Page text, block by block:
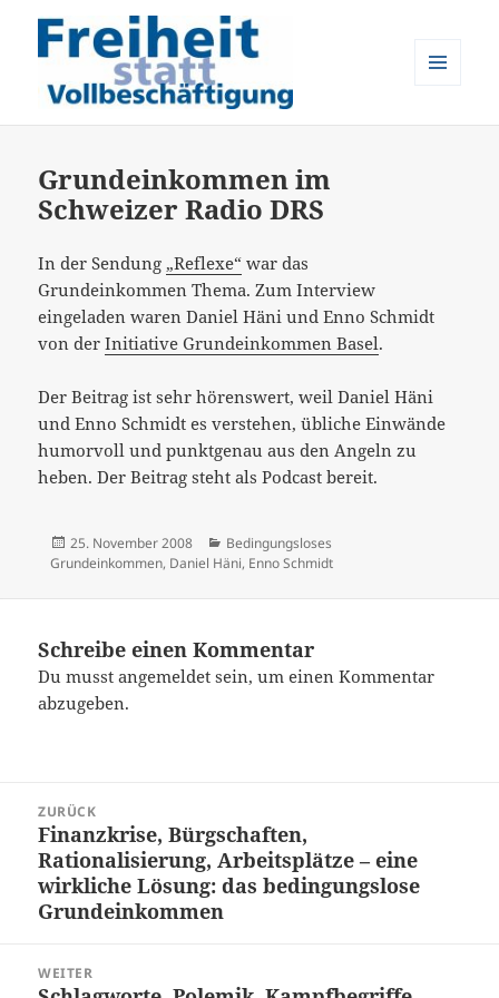
Grundeinkommen im
Schweizer Radio DRS
In der Sendung „Reflexe“ war das
Grundeinkommen Thema. Zum Interview
eingeladen waren Daniel Häni und Enno Schmidt
von derInitiative Grundeinkommen Basel.
Der Beitrag ist sehr hörenswert, weil Daniel Häni
und Enno Schmidt es verstehen, übliche Einwände
humorvoll und punktgenau aus den Angeln zu
heben. Der Beitrag steht als Podcast bereit.
Veröffentlicht
am
25. November 2008 Kategorien
Bedingungsloses
Grundeinkommen, Daniel Häni, Enno Schmidt
Schreibe einen Kommentar
Du musstangemeldet sein, um einen Kommentar
abzugeben.
Navigation
ZURÜCK
Vorheriger
Beitrag:
Finanzkrise, Bürgschaften,
Rationalisierung, Arbeitsplätze – eine
wirkliche Lösung: das bedingungslose
Grundeinkommen
WEITER